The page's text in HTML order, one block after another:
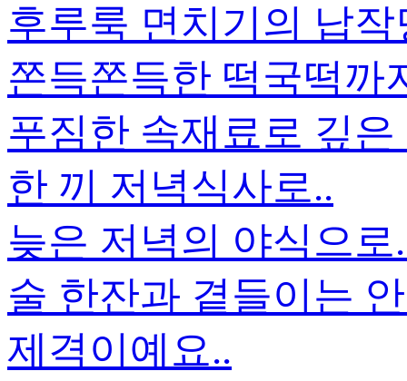
후루룩 면치기의 납
쫀득쫀득한 떡국떡까
푸짐한 속재료로 깊
한 끼 저녁식사로..
늦은 저녁의 야식으로
술 한잔과 곁들이는
제격이예요..